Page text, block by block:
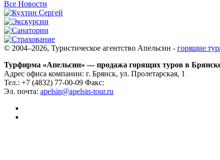
Все Новости
© 2004–2026, Туристическое агентство Апельсин - горящие
Турфирма «Апельсин» — продажа горящих туров в
Адрес офиса компании: г. Брянск, ул. Пролетарская, 1
Тел.: +7 (4832) 77-00-09 Факс:
Эл. почта: apelsin@apelsin-tour.ru